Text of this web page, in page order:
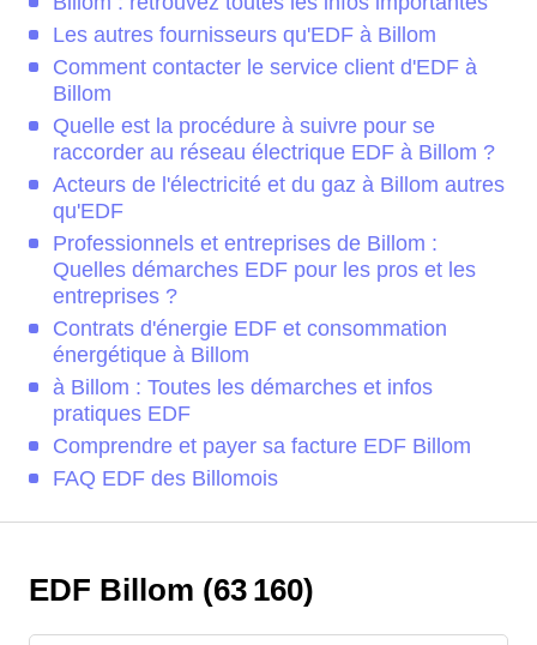
Les autres fournisseurs qu'EDF à Billom
Comment contacter le service client d'EDF à
Billom
Quelle est la procédure à suivre pour se
raccorder au réseau électrique EDF à Billom ?
Acteurs de l'électricité et du gaz à Billom autres
qu'EDF
Professionnels et entreprises de Billom :
Quelles démarches EDF pour les pros et les
entreprises ?
Contrats d'énergie EDF et consommation
énergétique à Billom
à Billom : Toutes les démarches et infos
pratiques EDF
Comprendre et payer sa facture EDF Billom
FAQ EDF des Billomois
EDF Billom (63 160)